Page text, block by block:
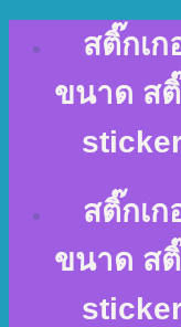
content
สติ๊กเ
ขนาด ส
สติ๊กเ
ขนาด ส